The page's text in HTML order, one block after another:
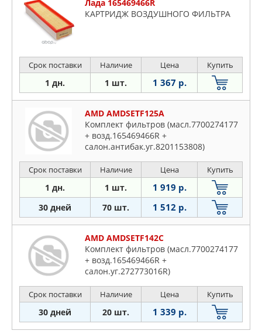
Лада 165469466R
КАРТРИДЖ ВОЗДУШНОГО ФИЛЬТРА
Срок поставки Наличие Цена Купить
1 дн. 1 шт. 1 367 р.
AMD AMDSETF125A
Комплект фильтров (масл.7700274177
+ возд.165469466R +
салон.антибак.уг.8201153808)
Срок поставки Наличие Цена Купить
1 дн. 1 шт. 1 919 р.
30 дней 70 шт. 1 512 р.
AMD AMDSETF142C
Комплект фильтров (масл.7700274177
+ возд.165469466R +
салон.уг.272773016R)
Срок поставки Наличие Цена Купить
30 дней 20 шт. 1 339 р.